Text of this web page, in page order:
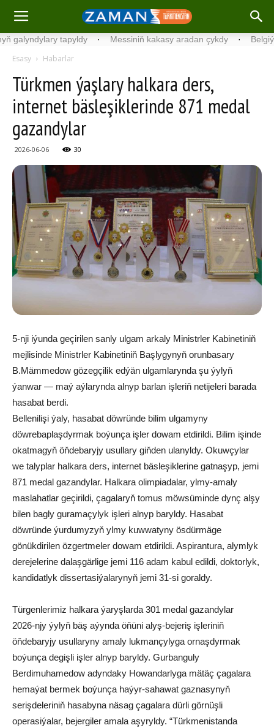
tapyldy · Messiniň kakasy aradan çykdy · Belgiýada
Esasy Habarlar
Türkmen ýaşlary halkara ders,
internet bäsleşiklerinde 871 medal
gazandylar
2026-06-06 30
5-nji iýunda geçirilen sanly ulgam arkaly Ministrler Kabinetiniň
mejlisinde Ministrler Kabinetiniň Başlygynyň orunbasary
B.Mämmedow gözegçilik edýän ulgamlarynda şu ýylyň
ýanwar — maý aýlarynda alnyp barlan işleriň netijeleri barada
hasabat berdi.
Bellenilişi ýaly, hasabat döwründe bilim ulgamyny
döwrebaplaşdyrmak boýunça işler dowam etdirildi. Bilim işinde
okatmagyň öňdebaryjy usullary giňden ulanyldy. Okuwçylar
we talyplar halkara ders, internet bäsleşiklerine gatnaşyp, jemi
871 medal gazandylar. Halkara olimpiadalar, ylmy-amaly
maslahatlar geçirildi, çagalaryň tomus möwsüminde dynç alşy
bilen bagly guramaçylyk işleri alnyp baryldy. Hasabat
döwründe ýurdumyzyň ylmy kuwwatyny ösdürmäge
gönükdirilen özgertmeler dowam etdirildi. Aspirantura, alymlyk
derejelerine dalaşgärlige jemi 116 adam kabul edildi, doktorlyk,
kandidatlyk dissertasiýalarynyň jemi 31-si goraldy.
Türgenlerimiz halkara ýaryşlarda 301 medal gazandylar
2026-njy ýylyň bäş aýynda öňüni alyş-bejeriş işleriniň
öňdebaryjy usullaryny amaly lukmançylyga ornaşdyrmak
boýunça degişli işler alnyp baryldy. Gurbanguly
Berdimuhamedow adyndaky Howandarlyga mätäç çagalara
hemaýat bermek boýunça haýyr-sahawat gaznasynyň
serişdeleriniň hasabyna näsag çagalara dürli görnüşli
operasiýalar, bejergiler amala aşyryldy. “Türkmenistanda